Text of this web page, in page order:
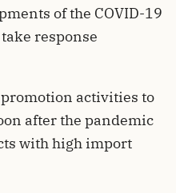
of the COVID-19
response
activities to
after the pandemic
with high import